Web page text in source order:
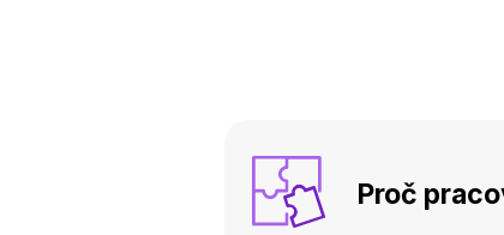
Proč